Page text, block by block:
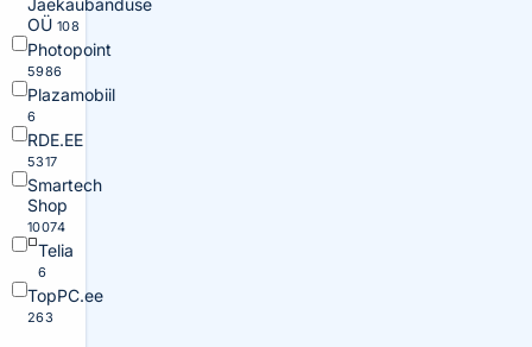
Jaekaubanduse
OÜ 108
Photopoint
5986
Plazamobiil
6
RDE.EE
5317
Smartech
Shop
10074
Telia
6
TopPC.ee
263